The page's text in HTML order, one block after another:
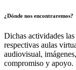
¿Dónde nos encontraremos?
Dichas actividades
respectivas aulas
audiovisual,
compromiso y apoyo.